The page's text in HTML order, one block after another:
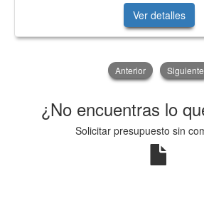
Ver detalles
Anterior Siguiente
¿No encuentras lo
Solicitar presupuesto sin